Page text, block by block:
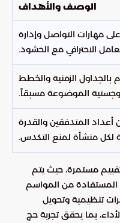
الوصف والأهداف
مهارات التواصل وإدارة
الاحترافي مع الحشود.
بالجداول الزمنية والخطط
الموضوعة مسبقاً.
أعداد المتدفقين والقدرة
لكل منشأة لمنع التكدس.
مستمرة، حيث يتم
المستفادة من المواسم
تنظيمية وتحويل
بما يحقق تجربة حج